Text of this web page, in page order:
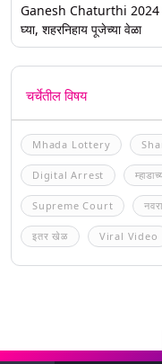
Ganesh Chaturthi 2024
घ्या, शहरनिहाय पूजेच्या वेळा
चर्चेतील विषय
Mhada Lottery
Digital Arrest
Supreme Court
इतर खेळ Viral Video